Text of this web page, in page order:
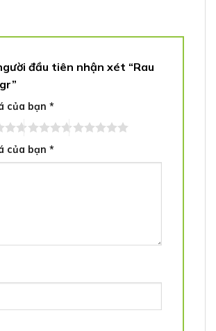
đầu tiên nhận xét “Rau
của bạn *
của bạn *